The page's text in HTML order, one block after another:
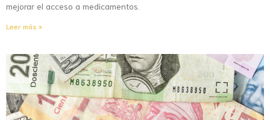
mejorar el acceso a medicamentos.
Leer más »